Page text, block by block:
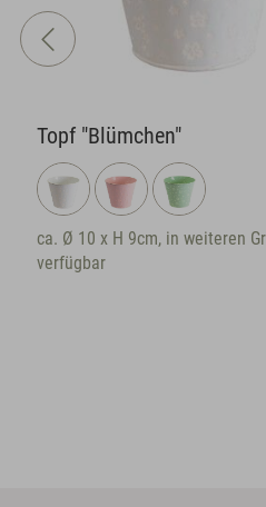
9cm, in weiteren Größen